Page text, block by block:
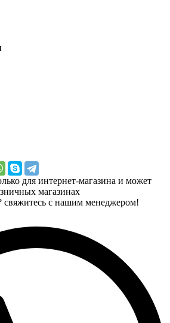
для интернет-магазина и может
магазинах
свяжитесь с нашим менеджером!